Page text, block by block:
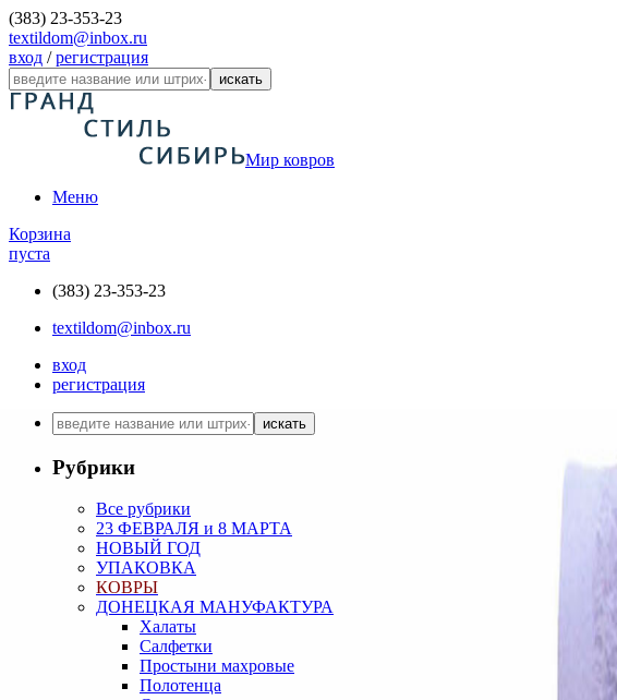
(383) 23-353-23
textildom@inbox.ru
вход /регистрация
искать
Мир ковров
Меню
Корзина
пуста
(383) 23-353-23
textildom@inbox.ru
вход
регистрация
искать
Рубрики
Все рубрики
23 ФЕВРАЛЯ и 8 МАРТА
НОВЫЙ ГОД
УПАКОВКА
КОВРЫ
ДОНЕЦКАЯ МАНУФАКТУРА
Халаты
Салфетки
Простыни махровые
Полотенца